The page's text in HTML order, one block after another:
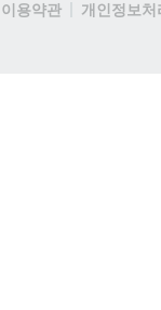
이용약관
개인정보처